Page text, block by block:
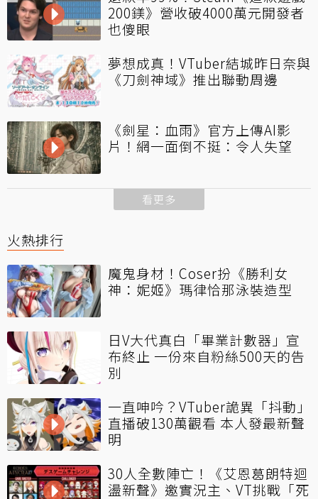
200鎂》營收破4000萬元開發者
也傻眼
夢想成真！VTuber結城昨日奈與
《刀劍神域》推出聯動周邊
《劍星：血雨》官方上傳AI影
片！網一面倒不挺：令人失望
看更多
火熱排行
魔鬼身材！Coser扮《勝利女
神：妮姬》瑪律恰那泳裝造型
日V大代真白「畢業計數器」宣
布終止 一份來自粉絲500天的告
別
一直呻吟？VTuber詭異「抖動」
直播破130萬觀看 本人發最新聲
明
30人全數陣亡！《艾恩葛朗特迴
盪新聲》邀實況主、VT挑戰「死